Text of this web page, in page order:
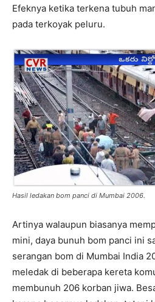
Efeknya ketika terkena tubuh
pada terkoyak peluru.
Hasil ledakan bom panci di Mumbai 2006.
Artinya walaupun biasanya
mini, daya bunuh bom panci ini
serangan bom di Mumbai India
meledak di beberapa kereta
membunuh 206 korban jiwa.